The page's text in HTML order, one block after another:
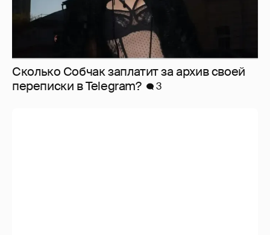
Сколько Собчак заплатит за архив своей
перeписки в Telegram?
3